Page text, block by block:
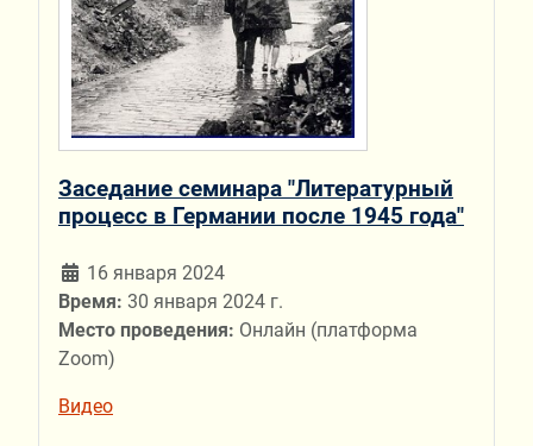
Заседание семинара "Литературный
процесс в Германии после 1945 года"
16 января 2024
Время: 30 января 2024 г.
Место проведения: Онлайн (платформа
Zoom)
Видео